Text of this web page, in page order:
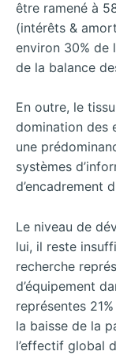
être ramené à
(intérêts &
environ 30% de
de la balance
En outre, le
domination des
une
systèmes
d’encadrement
Le niveau de
lui, il reste
recherche
d’équipement
représentes
la baisse de la
l’effectif global